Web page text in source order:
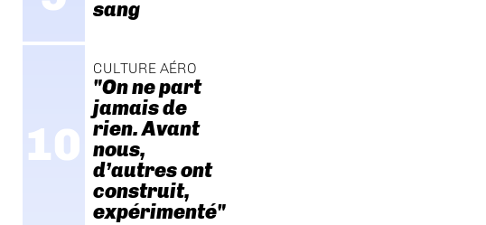
sang
CULTURE AÉRO
"On ne part
jamais de
rien. Avant
nous,
d’autres ont
construit,
expérimenté"